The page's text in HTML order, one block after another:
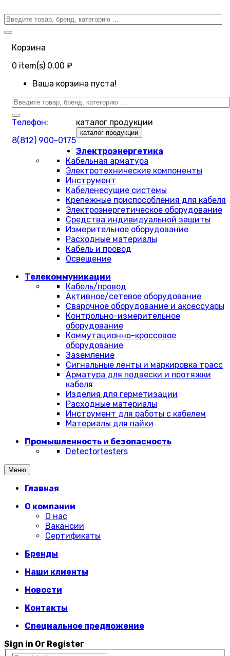
Корзина
0 item(s) 0.00 ₽
Ваша корзина пуста!
Телефон:
8(812) 900-0175
каталог продукции
каталог продукции
Электроэнергетика
Кабельная арматура
Электротехнические компоненты
Инструмент
Кабеленесущие системы
Крепежные приспособления для кабеля
Электроэнергетическое оборудование
Средства индивидуальной защиты
Измерительное оборудование
Расходные материалы
Кабель и провод
Освещение
Телекоммуникации
Кабель/провод
Активное/сетевое оборудование
Сварочное оборудование и аксессуары
Контрольно-измерительное
оборудование
Коммутационно-кроссовое
оборудование
Заземление
Сигнальные ленты и маркировка трасс
Арматура для подвески и протяжки
кабеля
Изделия для герметизации
Расходные материалы
Инструмент для работы с кабелем
Материалы для пайки
Промышленность и безопасность
Detectortesters
Меню
Главная
О компании
О нас
Вакансии
Сертификаты
Бренды
Наши клиенты
Новости
Контакты
Специальное предложение
Sign in Or Register